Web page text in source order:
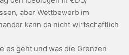
aber Wettbewerb im
kann da nicht wirtschaftlich
es geht und was die Grenzen